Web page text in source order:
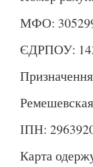
МФО:
ЄДРПОУ:
ІПН:
Карта